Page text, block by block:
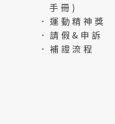
手冊)
．運動精神獎
．請假&申訴
．補證流程